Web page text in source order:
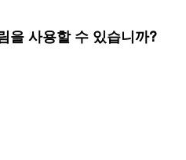
을 사용할 수 있습니까?